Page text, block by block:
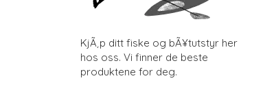
KjÃ¸p ditt fiske og bÃ¥tutstyr her
hos oss. Vi finner de beste
produktene for deg.